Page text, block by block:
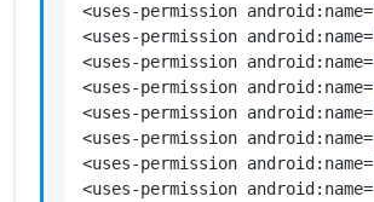
<uses-permission android:name=
<uses-permission android:name=
<uses-permission android:name=
<uses-permission android:name=
<uses-permission android:name=
<uses-permission android:name=
<uses-permission android:name=
<uses-permission android:name=